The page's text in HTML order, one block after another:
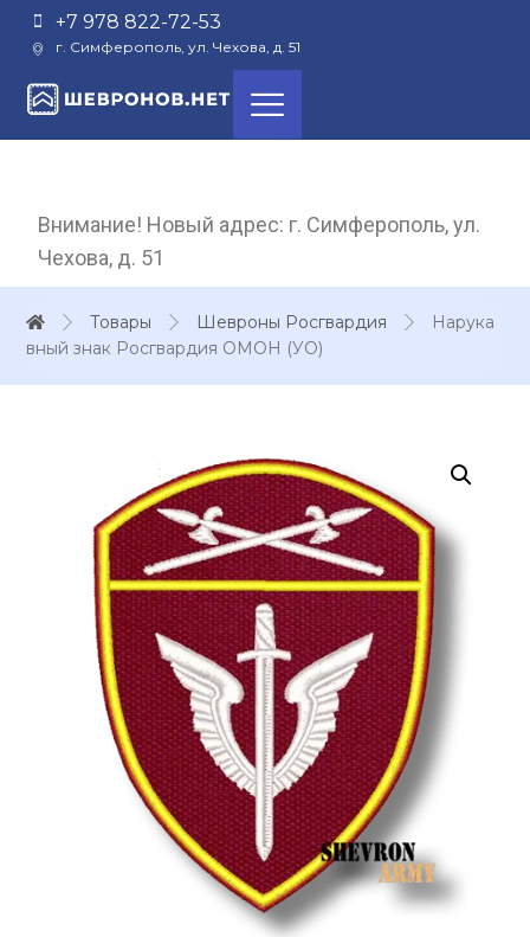
+7 978 822-72-53
г. Симферополь, ул. Чехова, д. 51
Внимание! Новый адрес: г. Симферополь, ул.
Чехова, д. 51
Товары Шевроны Росгвардия
Нарука
вный знак Росгвардия ОМОН (УО)